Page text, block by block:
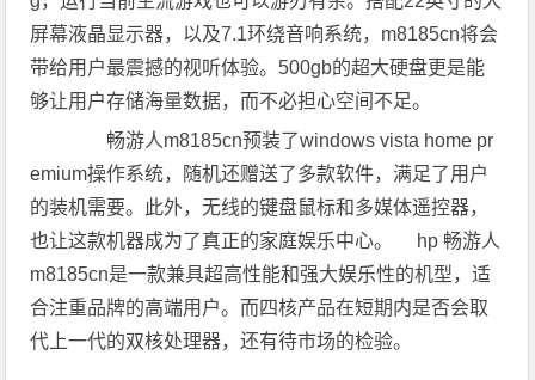
屏幕液晶显示器，以及7.1环绕音响系统，m8185cn将会
带给用户最震撼的视听体验。500gb的超大硬盘更是能
够让用户存储海量数据，而不必担心空间不足。
畅游人m8185cn预装了windows vista home pr
emium操作系统，随机还赠送了多款软件，满足了用户
的装机需要。此外，无线的键盘鼠标和多媒体遥控器，
也让这款机器成为了真正的家庭娱乐中心。 hp 畅游人
m8185cn是一款兼具超高性能和强大娱乐性的机型，适
合注重品牌的高端用户。而四核产品在短期内是否会取
代上一代的双核处理器，还有待市场的检验。